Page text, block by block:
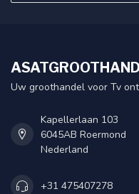
Uw groothandel voor Tv
Kapellerlaan 103
6045AB Roermond
Nederland
+31 475407278